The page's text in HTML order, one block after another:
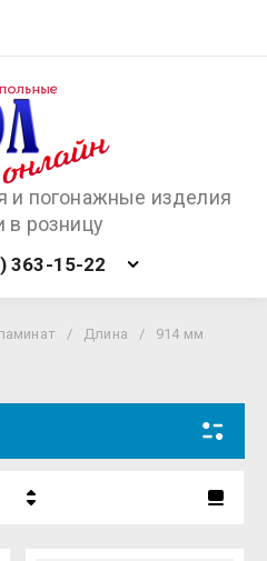
и погонажные изделия
в розницу
363-15-22
/ Длина / 914 мм